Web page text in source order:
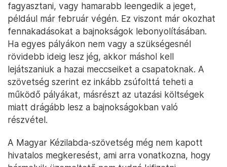
fagyasztani, vagy hamarabb leengedik a jeget,
például már február végén. Ez viszont már okozhat
fennakadásokat a bajnokságok lebonyolításában.
Ha egyes pályákon nem vagy a szükségesnél
rövidebb ideig lesz jég, akkor máshol kell
lejátszaniuk a hazai meccseiket a csapatoknak. A
szövetség szerint ez inkább zsúfolttá teheti a
működő pályákat, másrészt az utazási költségek
miatt drágább lesz a bajnokságokban való
részvétel.
A Magyar Kézilabda-szövetség még nem kapott
hivatalos megkeresést, ami arra vonatkozna, hogy